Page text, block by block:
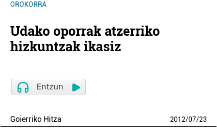
OROKORRA
Udako oporrak atzerriko
hizkuntzak ikasiz
Goierriko Hitza 2012/07/23